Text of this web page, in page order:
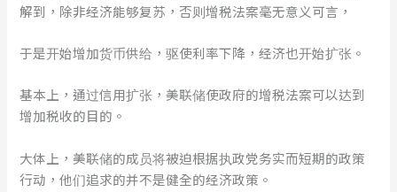
解到，除非经济能够复苏，否则增税法案毫无意义可言，
于是开始增加货币供给，驱使利率下降，经济也开始扩张。
基本上，通过信用扩张，美联储使政府的增税法案可以达到
增加税收的目的。
大体上，美联储的成员将被迫根据执政党务实而短期的政策
行动，他们追求的并不是健全的经济政策。